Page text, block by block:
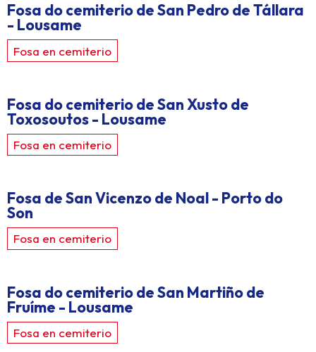
Fosa do cemiterio de San Pedro de Tállara
- Lousame
Fosa en cemiterio
Fosa do cemiterio de San Xusto de
Toxosoutos - Lousame
Fosa en cemiterio
Fosa de San Vicenzo de Noal - Porto do
Son
Fosa en cemiterio
Fosa do cemiterio de San Martiño de
Fruíme - Lousame
Fosa en cemiterio